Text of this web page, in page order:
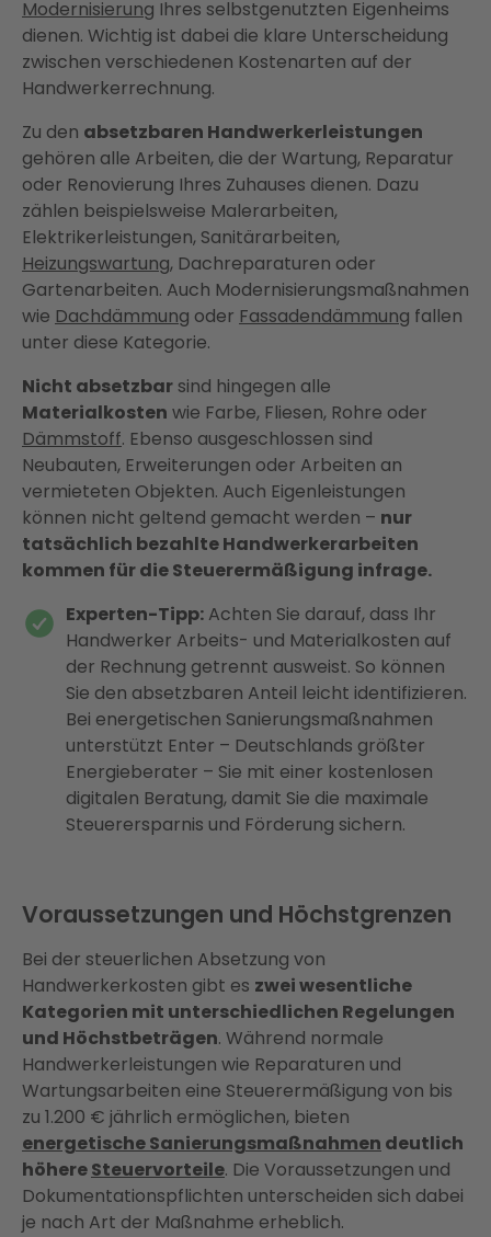
Modernisierung Ihres selbstgenutzten Eigenheims
dienen. Wichtig ist dabei die klare Unterscheidung
zwischen verschiedenen Kostenarten auf der
Handwerkerrechnung.
Zu den absetzbaren Handwerkerleistungen
gehören alle Arbeiten, die der Wartung, Reparatur
oder Renovierung Ihres Zuhauses dienen. Dazu
zählen beispielsweise Malerarbeiten,
Elektrikerleistungen, Sanitärarbeiten,
Heizungswartung, Dachreparaturen oder
Gartenarbeiten. Auch Modernisierungsmaßnahmen
wie Dachdämmung oder Fassadendämmung fallen
unter diese Kategorie.
Nicht absetzbar sind hingegen alle
Materialkosten wie Farbe, Fliesen, Rohre oder
Dämmstoff. Ebenso ausgeschlossen sind
Neubauten, Erweiterungen oder Arbeiten an
vermieteten Objekten. Auch Eigenleistungen
können nicht geltend gemacht werden – nur
tatsächlich bezahlte Handwerkerarbeiten
kommen für die Steuerermäßigung infrage.
Experten-Tipp: Achten Sie darauf, dass Ihr
Handwerker Arbeits- und Materialkosten auf
der Rechnung getrennt ausweist. So können
Sie den absetzbaren Anteil leicht identifizieren.
Bei energetischen Sanierungsmaßnahmen
unterstützt Enter – Deutschlands größter
Energieberater – Sie mit einer kostenlosen
digitalen Beratung, damit Sie die maximale
Steuerersparnis und Förderung sichern.
Voraussetzungen und Höchstgrenzen
Bei der steuerlichen Absetzung von
Handwerkerkosten gibt es zwei wesentliche
Kategorien mit unterschiedlichen Regelungen
und Höchstbeträgen. Während normale
Handwerkerleistungen wie Reparaturen und
Wartungsarbeiten eine Steuerermäßigung von bis
zu 1.200 € jährlich ermöglichen, bieten
energetische Sanierungsmaßnahmen deutlich
höhereSteuervorteile. Die Voraussetzungen und
Dokumentationspflichten unterscheiden sich dabei
je nach Art der Maßnahme erheblich.